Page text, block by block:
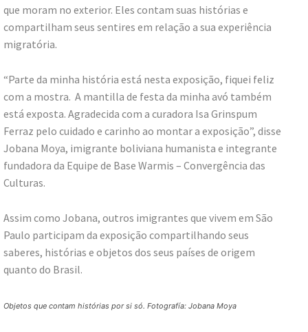
que moram no exterior. Eles contam suas histórias e
compartilham seus sentires em relação a sua experiência
migratória.
“Parte da minha história está nesta exposição, fiquei feliz
com a mostra. A mantilla de festa da minha avó também
está exposta. Agradecida com a curadora Isa Grinspum
Ferraz pelo cuidado e carinho ao montar a exposição”, disse
Jobana Moya, imigrante boliviana humanista e integrante
fundadora da Equipe de Base Warmis – Convergência das
Culturas.
Assim como Jobana, outros imigrantes que vivem em São
Paulo participam da exposição compartilhando seus
saberes, histórias e objetos dos seus países de origem
quanto do Brasil.
Objetos que contam histórias por si só. Fotografía: Jobana Moya